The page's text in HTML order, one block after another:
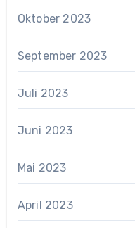
Oktober 2023
September 2023
Juli 2023
Juni 2023
Mai 2023
April 2023